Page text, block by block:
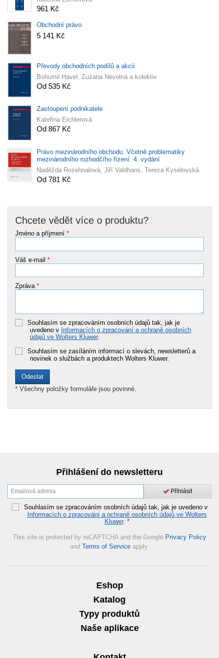
961 Kč
Obchodní právo
5 141 Kč
Převody obchodních podílů a akcií
Bohumil Havel, Zuzana Nevolná a kolektiv
Od 535 Kč
Zastoupení podnikatele
Kateřina Eichlerová
Od 867 Kč
Právo mezinárodního obchodu. Včetně problematiky
mezinárodního rozhodčího řízení. 4. vydání
Naděžda Rozehnalová, Jiří Valdhans, Tereza Kyselovská
Od 781 Kč
Chcete vědět více o produktu?
Jméno a příjmení *
Váš e-mail *
Zpráva *
Souhlasím se zpracováním osobních údajů tak, jak je
uvedeno v Informacích o zpracování a ochraně osobních
údajů ve Wolters Kluwer.
Souhlasím se zasíláním informací o slevách, newsletterů a
novinek o službách a produktech Wolters Kluwer.
* Všechny položky formuláře jsou povinné.
Přihlášení do newsletteru
Přihlásit
Souhlasím se zpracováním osobních údajů tak, jak je uvedeno v
Informacích o zpracování a ochraně osobních údajů ve Wolters
Kluwer. *
This site is protected by reCAPTCHA and the Google Privacy Policy
and Terms of Service apply.
Eshop
Katalog
Typy produktů
Naše aplikace